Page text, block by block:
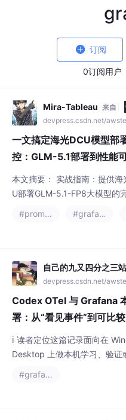
 订阅
0订阅用户
Mira-Tableau 来自
devpress.csdn.net/
一文搞定海光DCU模型部
控：GLM-5.1部署到性能
本文摘要： 实战指南：提供海
U部署GLM-5.1-FP8大模型的
核心组件： 硬件：海光
dcu-
可视化 关键步骤： 使用预编译
#prometheus #grafana
自己的九又四分之三
牌专区
devpress.csdn.net/
Codex OTel 与 Grafana
署：从“看见事件”到可比
验
ℹ️ 读者定位这篇记录面向在
Desktop 上做本机学习、验证
服务器。完成后，可以在
#grafana